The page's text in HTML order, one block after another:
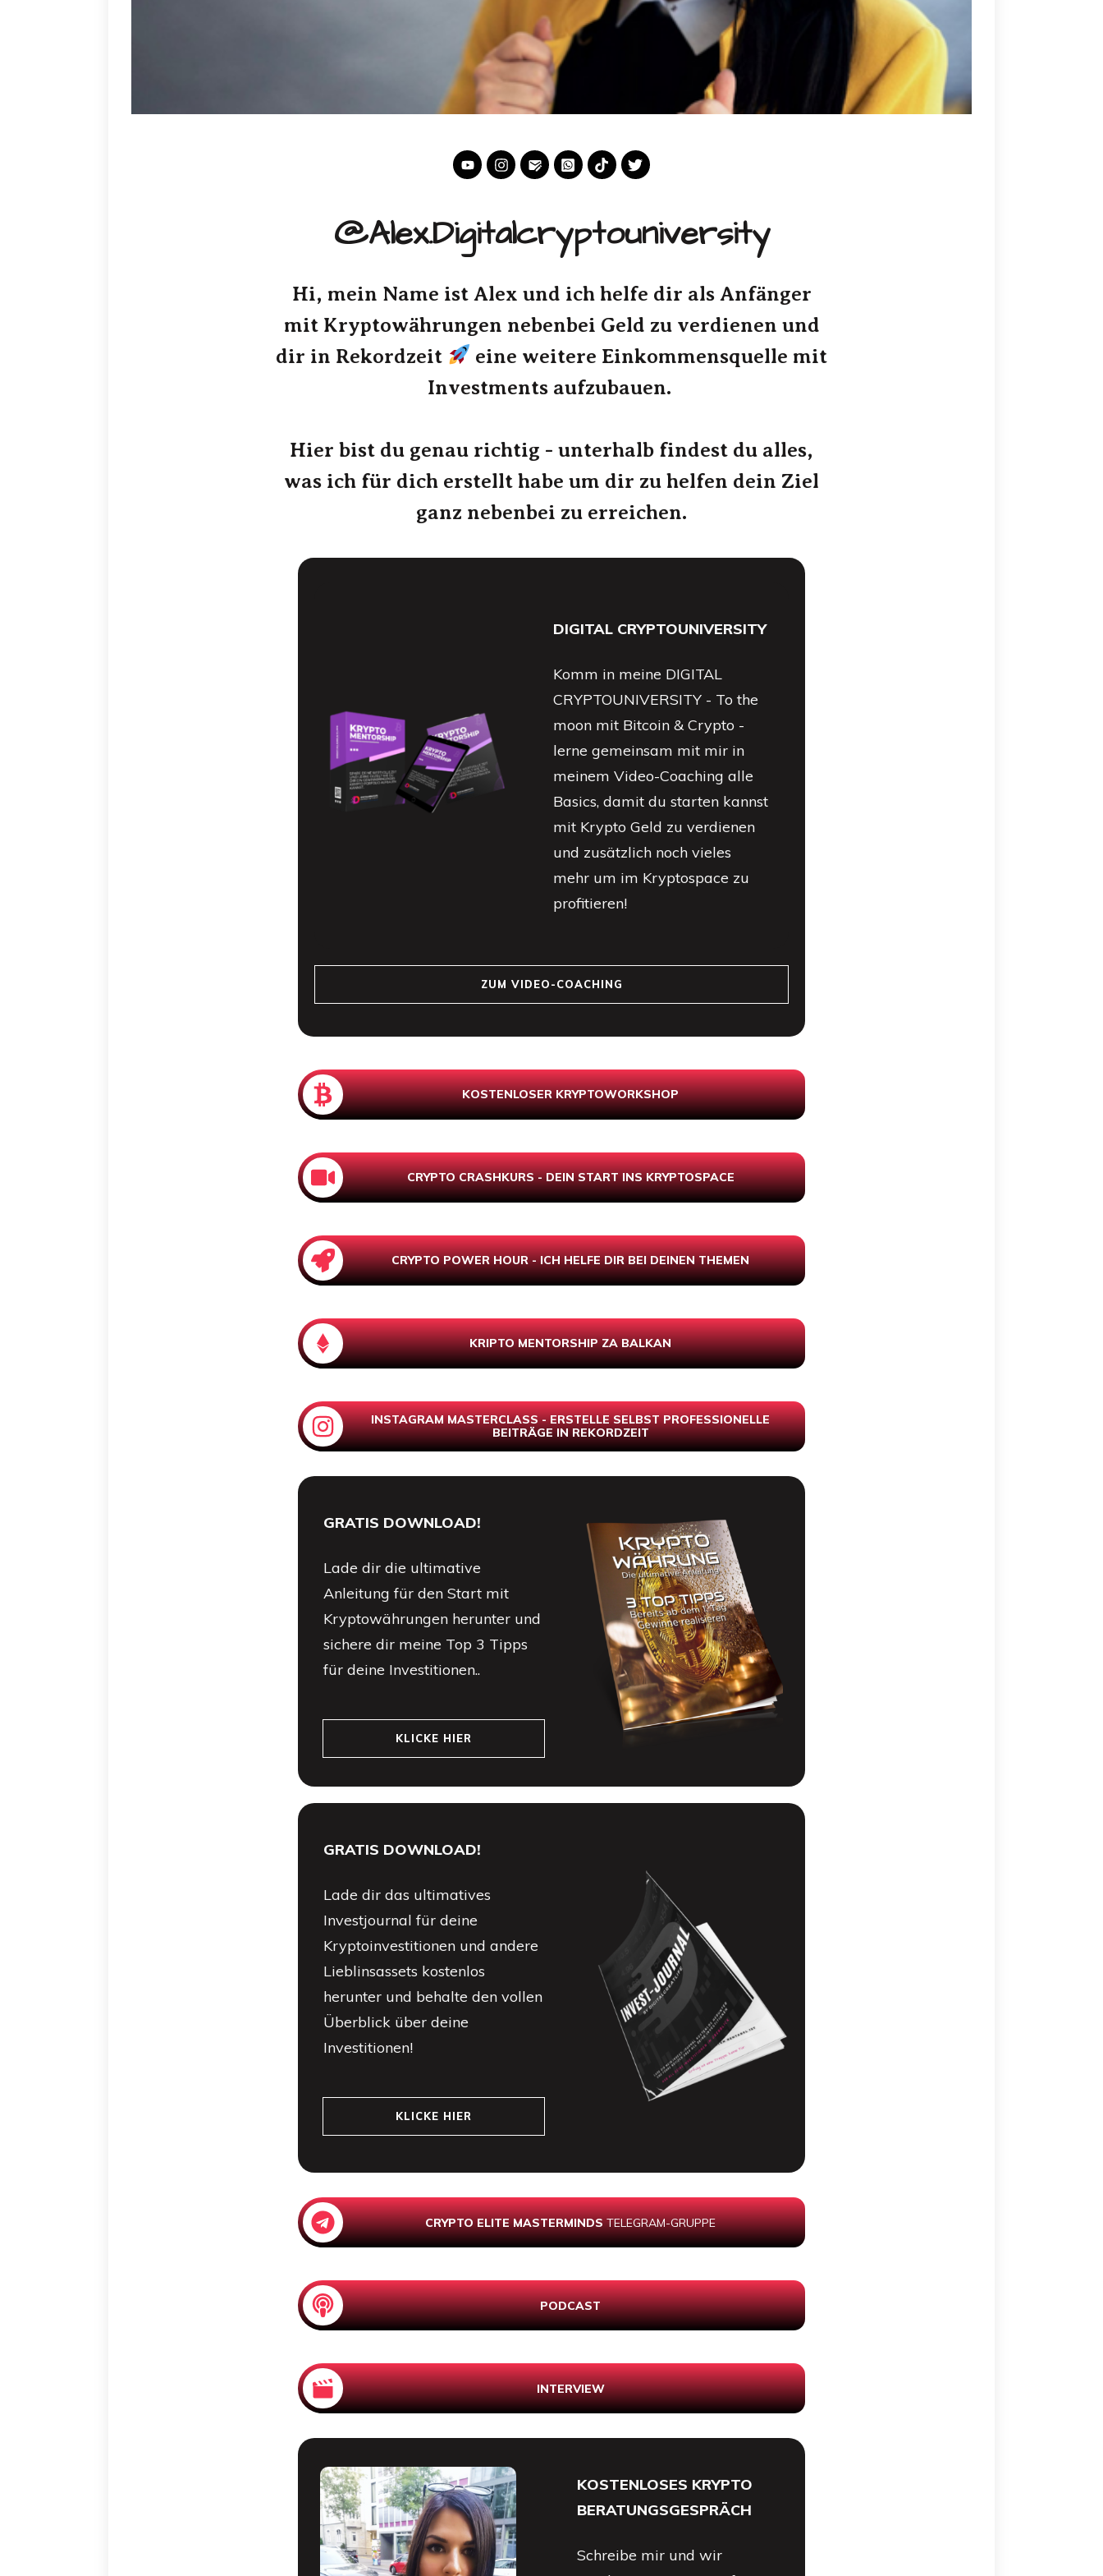
@Alex.Digitalcryptouniversity
Hi, mein Name ist Alex und ich helfe dir als Anfänger
mit Kryptowährungen nebenbei Geld zu verdienen und
dir in Rekordzeit
eine weitere Einkommensquelle mit
Investments aufzubauen.
Hier bist du genau richtig - unterhalb findest du alles,
was ich für dich erstellt habe um dir zu helfen dein Ziel
ganz nebenbei zu erreichen.
DIGITAL CRYPTOUNIVERSITY
Komm in meine DIGITAL
CRYPTOUNIVERSITY - To the
moon mit Bitcoin & Crypto -
lerne gemeinsam mit mir in
meinem Video-Coaching alle
Basics, damit du starten kannst
mit Krypto Geld zu verdienen
und zusätzlich noch vieles
mehr um im Kryptospace zu
profitieren!
ZUM VIDEO-COACHING
KOSTENLOSER KRYPTOWORKSHOP
CRYPTO CRASHKURS - DEIN START INS KRYPTOSPACE
CRYPTO POWER HOUR - ICH HELFE DIR BEI DEINEN THEMEN
KRIPTO MENTORSHIP ZA BALKAN
INSTAGRAM MASTERCLASS - ERSTELLE SELBST PROFESSIONELLE
BEITRÄGE IN REKORDZEIT
GRATIS DOWNLOAD!
Lade dir die ultimative
Anleitung für den Start mit
Kryptowährungen herunter und
sichere dir meine Top 3 Tipps
für deine Investitionen..
KLICKE HIER
GRATIS DOWNLOAD!
Lade dir das ultimatives
Investjournal für deine
Kryptoinvestitionen und andere
Lieblinsassets kostenlos
herunter und behalte den vollen
Überblick über deine
Investitionen!
KLICKE HIER
CRYPTO ELITE MASTERMINDSTELEGRAM-GRUPPE
PODCAST
INTERVIEW
KOSTENLOSES KRYPTO
BERATUNGSGESPRÄCH
Schreibe mir und wir